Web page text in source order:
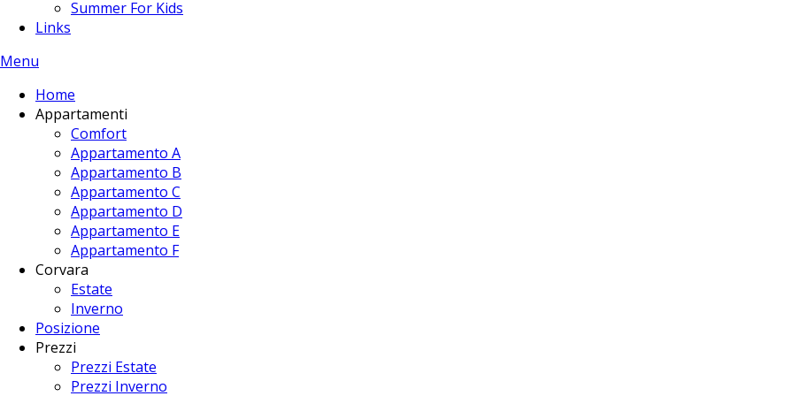
Summer For Kids
Links
Menu
Home
Appartamenti
Comfort
Appartamento A
Appartamento B
Appartamento C
Appartamento D
Appartamento E
Appartamento F
Corvara
Estate
Inverno
Posizione
Prezzi
Prezzi Estate
Prezzi Inverno